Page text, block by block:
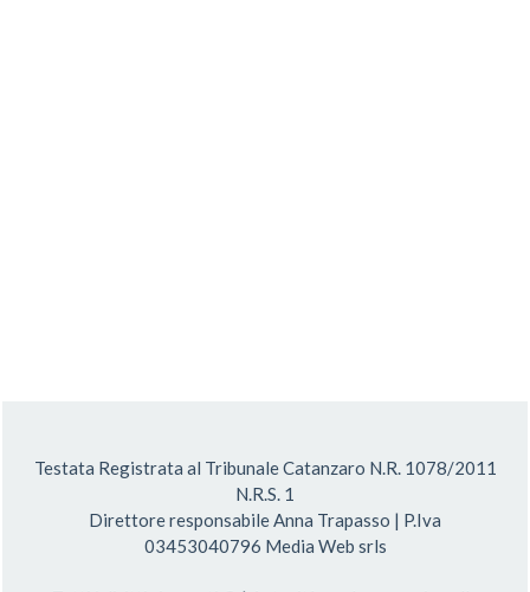
Testata Registrata al Tribunale Catanzaro N.R. 1078/2011
N.R.S. 1
Direttore responsabile Anna Trapasso | P.Iva
03453040796 Media Web srls